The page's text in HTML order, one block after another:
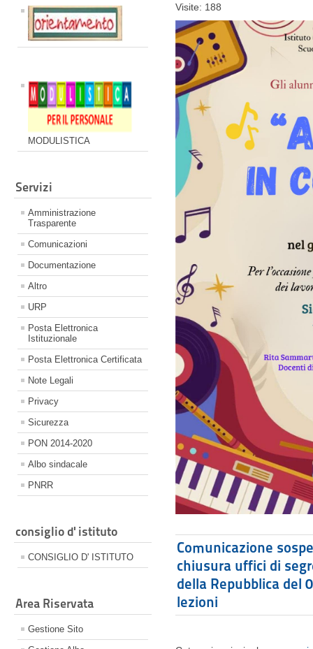
MODULISTICA
Servizi
Amministrazione
Trasparente
Comunicazioni
Documentazione
Altro
URP
Posta Elettronica
Istituzionale
Posta Elettronica Certificata
Note Legali
Privacy
Sicurezza
PON 2014-2020
Albo sindacale
PNRR
consiglio d' istituto
CONSIGLIO D' ISTITUTO
Area Riservata
Gestione Sito
Visite: 188
Comunicazione
chiusura uffici di
della Repubblica del
lezioni